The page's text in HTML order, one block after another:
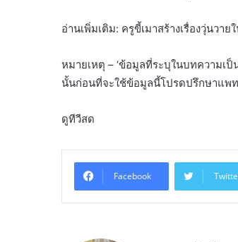
อ่านเพิ่มเติม: ครูขี้เมาสร้างเรื่องวุ่นวา
หมายเหตุ – ‘ข้อมูลที่ระบุในบทความเ
นั้นก่อนที่จะใช้ข้อมูลนี้โปรดปรึกษาแพ
ดูทีวีสด
Facebook